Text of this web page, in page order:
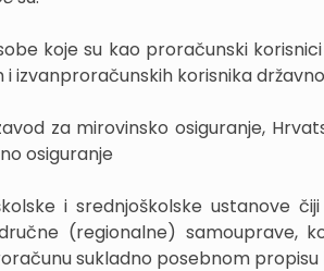
koje su kao proračunski
i izvanproračunskih korisnika
za mirovinsko osiguranje,
osiguranje
i srednjoškolske ustanove
(regionalne) samouprave,
sukladno posebnom propisu